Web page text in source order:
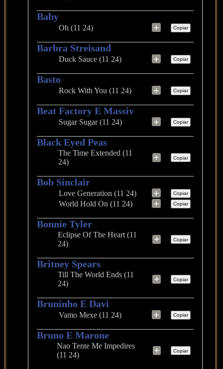
Baby
Oh (11 24) + Copiar
Barbra Streisand
Duck Sauce (11 24) + Copiar
Basto
Rock With You (11 24) + Copiar
Beat Factory E Massiv
Sugar Sugar (11 24) + Copiar
Black Eyed Peas
The Time Extended (11
24)
+ Copiar
Bob Sinclair
Love Generation (11 24) + Copiar
World Hold On (11 24) + Copiar
Bonnie Tyler
Eclipse Of The Heart (11
24)
+ Copiar
Britney Spears
Till The World Ends (11
24)
+ Copiar
Bruninho E Davi
Vamo Mexe (11 24) + Copiar
Bruno E Marone
Nao Tente Me Impedires
(11 24)
+ Copiar